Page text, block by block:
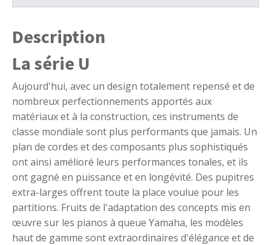
Description
La série U
Aujourd'hui, avec un design totalement repensé et de
nombreux perfectionnements apportés aux
matériaux et à la construction, ces instruments de
classe mondiale sont plus performants que jamais. Un
plan de cordes et des composants plus sophistiqués
ont ainsi amélioré leurs performances tonales, et ils
ont gagné en puissance et en longévité. Des pupitres
extra-larges offrent toute la place voulue pour les
partitions. Fruits de l'adaptation des concepts mis en
œuvre sur les pianos à queue Yamaha, les modèles
haut de gamme sont extraordinaires d'élégance et de